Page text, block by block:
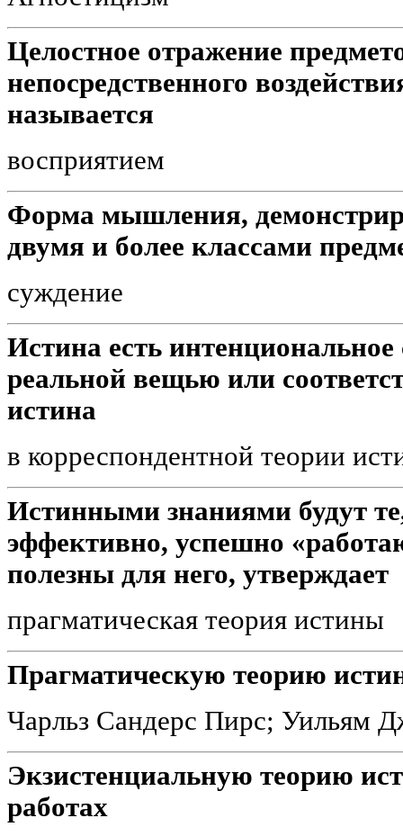
Целостное отражение
непосредственного
называется
восприятием
Форма мышления,
двумя и более классами
суждение
Истина есть интенциональное
реальной вещью или
истина
в корреспондентной теории
Истинными знаниями будут
эффективно, успешно
полезны для него, утверждает
прагматическая теория истины
Прагматическую теорию
Чарльз Сандерс Пирс; Уильям
Экзистенциальную теорию
работах